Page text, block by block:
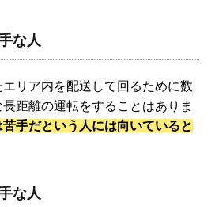
な人
リア内を配送して回るために数
距離の運転をすることはありま
手だという人には向いていると
な人